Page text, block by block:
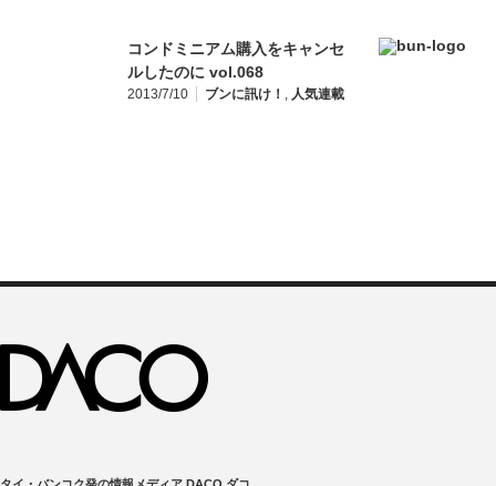
コンドミニアム購入をキャンセ
ルしたのに vol.068
2013/7/10 ブンに訊け！ , 人気連載